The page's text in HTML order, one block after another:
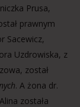
Prusa,
prawnym
Sacewicz,
Uzdrowiska, z
został
. A żona dr.
została